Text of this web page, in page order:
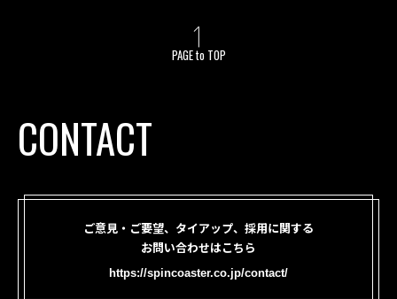
PAGE to TOP
CONTACT
ご意見・ご要望、タイアップ、採用に関する
お問い合わせはこちら
https://spincoaster.co.jp/contact/